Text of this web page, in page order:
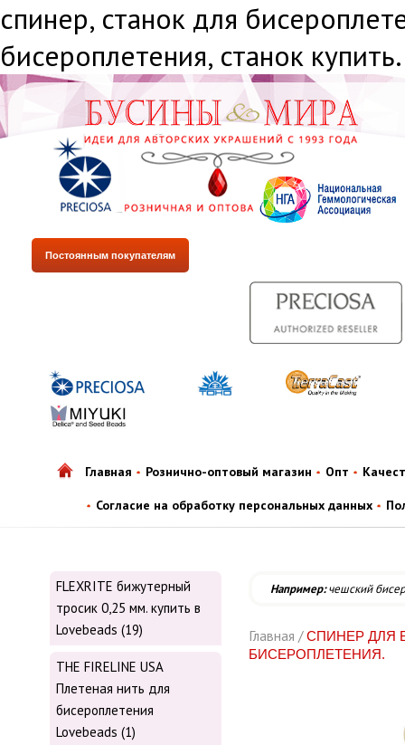
спинер, станок для
бисероплетения, станок купить.
Постоянным покупателям
Главная Рознично-оптовый магазин Опт
Согласие на обработку персональных данных
FLEXRITE бижутерный
тросик 0,25 мм. купить в
Lovebeads (19)
THE FIRELINE USA
Плетеная нить для
бисероплетения
Lovebeads (1)
Например:чешский бисер
Главная / СПИНЕР ДЛЯ
БИСЕРОПЛЕТЕНИЯ.